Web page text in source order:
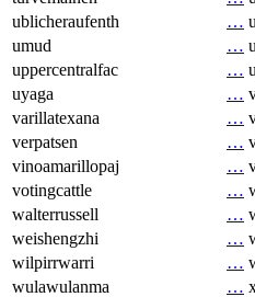
ublicheraufenth
…
umud
…
uppercentralfac
…
uyaga
…
varillatexana
…
verpatsen
…
vinoamarillopaj
…
votingcattle
…
walterrussell
…
weishengzhi
…
wilpirrwarri
…
wulawulanma
…